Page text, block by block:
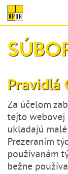
Pravidlá
Za účelom
tejto webovej
ukladajú
Prezeraním
používanám
bežne